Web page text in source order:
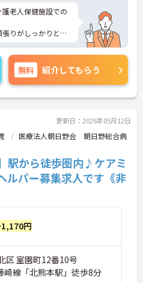
老人保健施設での
りがしっかりと評
ントなど、さらに
軽にご相談くださ
無料 紹介してもらう
更新日：2026年05月12日
医療法人朝日野会 朝日野総合病
駅から徒歩圏内♪ケアミ
ルパー募集求人です《非
円
区 室園町12番10号
崎線「北熊本駅」徒歩8分